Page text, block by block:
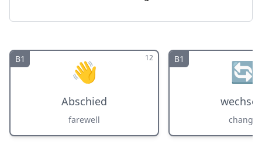
B1 12
👋
Abschied
farewell
B1 🔄
change